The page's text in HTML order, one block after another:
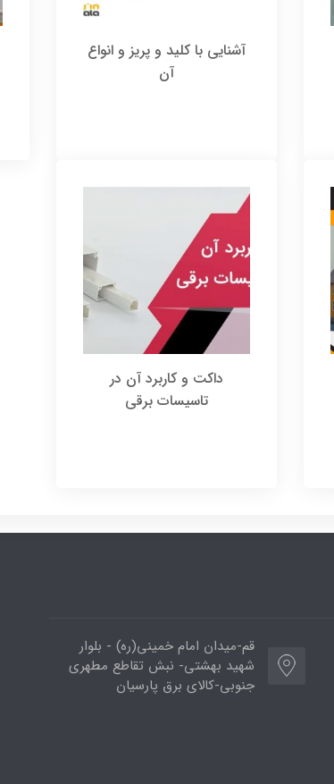
آشنایی با کلید و پریز و انواع
آن
داکت و کاربرد آن در
تاسیسات برقی
قم-میدان امام خمینی(ره) - بلوار
شهید بهشتی- نبش تقاطع مطهری
جنوبی-کالای برق پارسیان